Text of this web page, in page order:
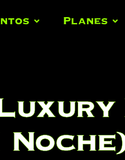
Planes